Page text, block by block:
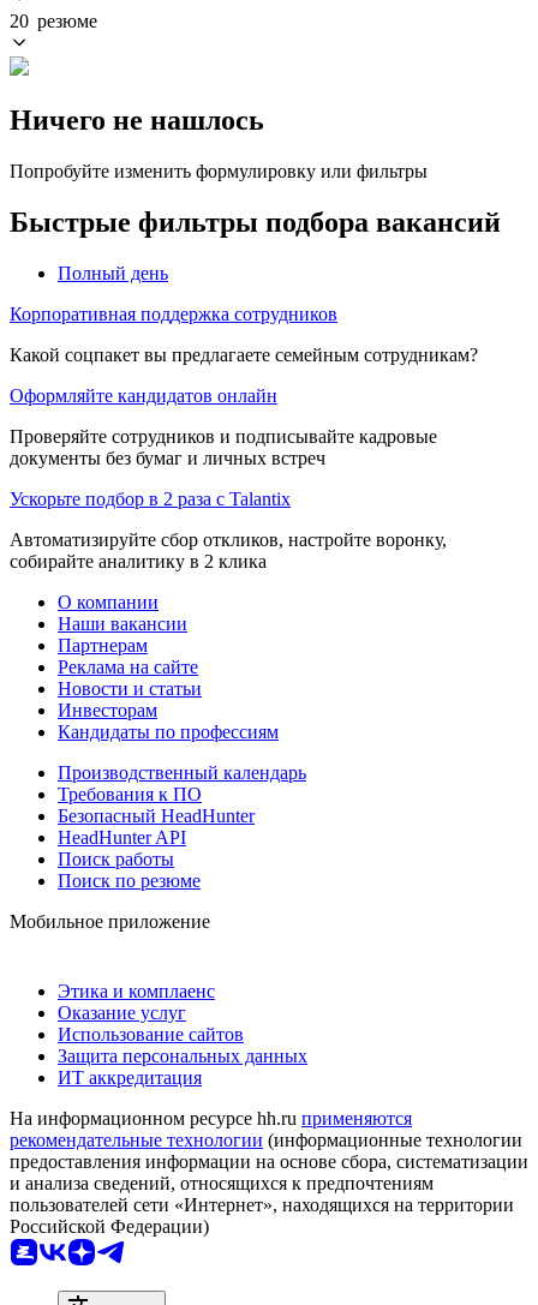
20 резюме
Ничего не нашлось
Попробуйте изменить формулировку или фильтры
Быстрые фильтры подбора вакансий
Полный день
Корпоративная поддержка сотрудников
Какой соцпакет вы предлагаете семейным сотрудникам?
Оформляйте кандидатов онлайн
Проверяйте сотрудников и подписывайте кадровые
документы без бумаг и личных встреч
Ускорьте подбор в 2 раза с Talantix
Автоматизируйте сбор откликов, настройте воронку,
собирайте аналитику в 2 клика
О компании
Наши вакансии
Партнерам
Реклама на сайте
Новости и статьи
Инвесторам
Кандидаты по профессиям
Производственный календарь
Требования к ПО
Безопасный HeadHunter
HeadHunter API
Поиск работы
Поиск по резюме
Мобильное приложение
Этика и комплаенс
Оказание услуг
Использование сайтов
Защита персональных данных
ИТ аккредитация
На информационном ресурсе hh.ru применяются
рекомендательные технологии (информационные технологии
предоставления информации на основе сбора, систематизации
и анализа сведений, относящихся к предпочтениям
пользователей сети «Интернет», находящихся на территории
Российской Федерации)